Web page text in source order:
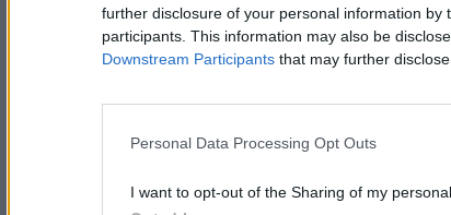
further disclosure of your personal information by
participants. This information may also be
Downstream Participants that may further
Personal Data Processing Opt Outs
I want to opt-out of the Sharing of my personal